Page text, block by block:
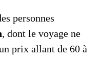
personnes
, dont le voyage ne
prix allant de 60 à